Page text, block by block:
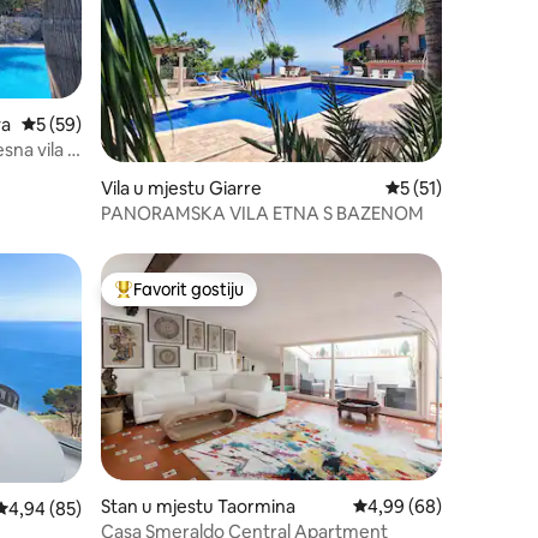
Prosječna ocjena: 5 od 5, recenzija: 59
5 (59)
vila i
Vila u mjestu Giarre Prosječna ocjena:
5 (51)
PANORAMSKA VILA ETNA S BAZENOM
ocjena: 4,94 od 5, recenzija: 85
4,94 (85)
Glavni favorit gostiju
Favorit gostiju
Stan u mjestu Taormina Prosječna ocjena:
4,99 (68)
Casa Smeraldo Central Apartment